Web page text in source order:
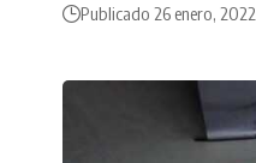
Publicado 26 enero, 2022